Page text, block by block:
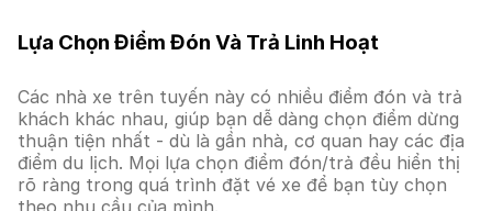
Lựa Chọn Điểm Đón Và Trả Linh Hoạt
Các nhà xe trên tuyến này có nhiều điểm đón và trả
khách khác nhau, giúp bạn dễ dàng chọn điểm dừng
thuận tiện nhất - dù là gần nhà, cơ quan hay các địa
điểm du lịch. Mọi lựa chọn điểm đón/trả đều hiển thị
rõ ràng trong quá trình đặt vé xe để bạn tùy chọn
theo nhu cầu của mình.